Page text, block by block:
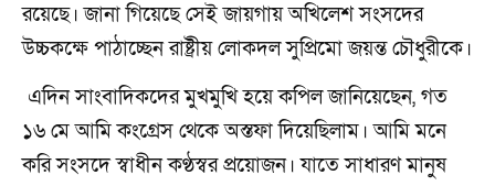
রয়েছে। জানা গিয়েছে সেই জায়গায় অখিলেশ সংসদের
উচ্চকক্ষে পাঠাচ্ছেন রাষ্ট্রীয় লোকদল সুপ্রিমো জয়ন্ত চৌধুরীকে।
এদিন সাংবাদিকদের মুখমুখি হয়ে কপিল জানিয়েছেন, গত
১৬ মে আমি কংগ্রেস থেকে অস্তফা দিয়েছিলাম। আমি মনে
করি সংসদে স্বাধীন কণ্ঠস্বর প্রয়োজন। যাতে সাধারণ মানুষ